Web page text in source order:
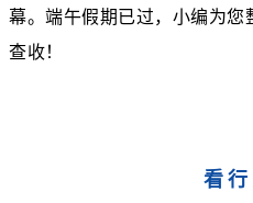
幕。端午假期已过，小编为您
查收！
看行